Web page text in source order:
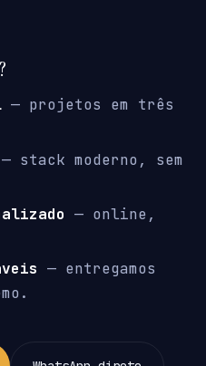
— projetos em três
— stack moderno, sem
— online,
— entregamos